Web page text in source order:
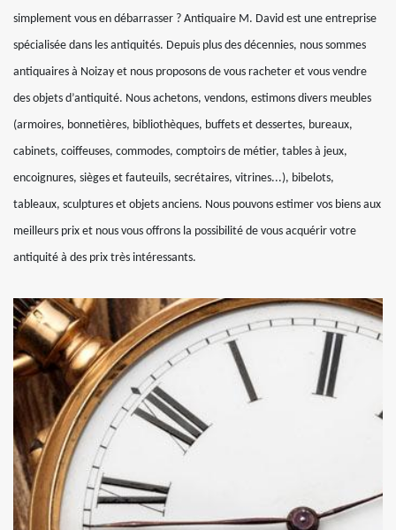
simplement vous en débarrasser ? Antiquaire M. David est une entreprise
spécialisée dans les antiquités. Depuis plus des décennies, nous sommes
antiquaires à Noizay et nous proposons de vous racheter et vous vendre
des objets d’antiquité. Nous achetons, vendons, estimons divers meubles
(armoires, bonnetières, bibliothèques, buffets et dessertes, bureaux,
cabinets, coiffeuses, commodes, comptoirs de métier, tables à jeux,
encoignures, sièges et fauteuils, secrétaires, vitrines...), bibelots,
tableaux, sculptures et objets anciens. Nous pouvons estimer vos biens aux
meilleurs prix et nous vous offrons la possibilité de vous acquérir votre
antiquité à des prix très intéressants.